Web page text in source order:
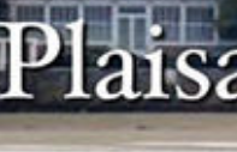
pour les
et de l'histoire
d'Arcachon